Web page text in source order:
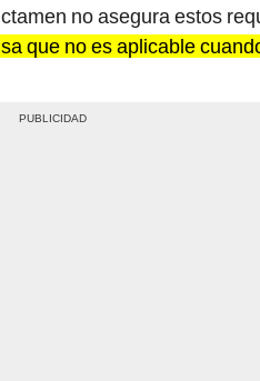
no asegura estos
que no es aplicable